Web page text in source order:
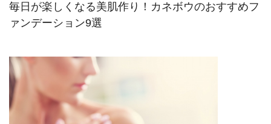
毎日が楽しくなる美肌作り！カネボウのおすすめフ
ァンデーション9選